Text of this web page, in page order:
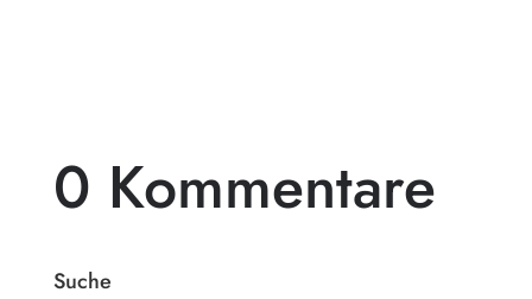
0 Kommentare
Suche